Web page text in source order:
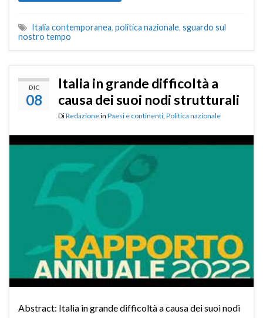
Italia contemporanea, politica nazionale, sguardo sul
nostro tempo
DIC
08
Italia in grande difficoltà a
causa dei suoi nodi strutturali
DiRedazionein Paesi e continenti, Politica nazionale
Abstract: Italia in grande difficoltà a causa dei suoi nodi